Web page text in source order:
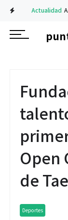
Actualidad A.M.
Open
de
Deportes